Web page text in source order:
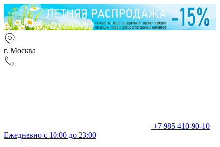
г. Москва
+7 985 410-90-10
Ежедневно с 10:00 до 23:00